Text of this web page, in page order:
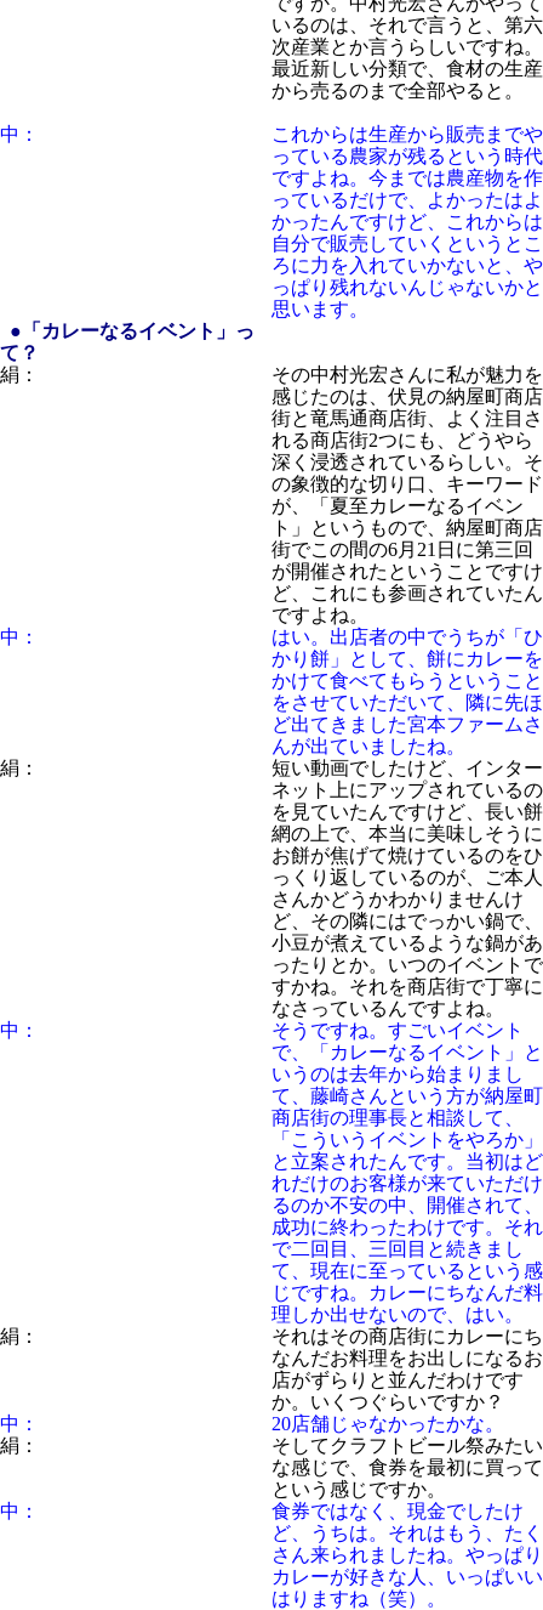
いるのは、それで言うと、第六
次産業とか言うらしいですね。
最近新しい分類で、食材の生産
から売るのまで全部やると。
中：
これからは生産から販売までや
っている農家が残るという時代
ですよね。今までは農産物を作
っているだけで、よかったはよ
かったんですけど、これからは
自分で販売していくというとこ
ろに力を入れていかないと、や
っぱり残れないんじゃないかと
思います。
●「カレーなるイベント」っ
て？
絹：
その中村光宏さんに私が魅力を
感じたのは、伏見の納屋町商店
街と竜馬通商店街、よく注目さ
れる商店街2つにも、どうやら
深く浸透されているらしい。そ
の象徴的な切り口、キーワード
が、「夏至カレーなるイベン
ト」というもので、納屋町商店
街でこの間の6月21日に第三回
が開催されたということですけ
ど、これにも参画されていたん
ですよね。
中：
はい。出店者の中でうちが「ひ
かり餅」として、餅にカレーを
かけて食べてもらうということ
をさせていただいて、隣に先ほ
ど出てきました宮本ファームさ
んが出ていましたね。
絹：
短い動画でしたけど、インター
ネット上にアップされているの
を見ていたんですけど、長い餅
網の上で、本当に美味しそうに
お餅が焦げて焼けているのをひ
っくり返しているのが、ご本人
さんかどうかわかりませんけ
ど、その隣にはでっかい鍋で、
小豆が煮えているような鍋があ
ったりとか。いつのイベントで
すかね。それを商店街で丁寧に
なさっているんですよね。
中：
そうですね。すごいイベント
で、「カレーなるイベント」と
いうのは去年から始まりまし
て、藤崎さんという方が納屋町
商店街の理事長と相談して、
「こういうイベントをやろか」
と立案されたんです。当初はど
れだけのお客様が来ていただけ
るのか不安の中、開催されて、
成功に終わったわけです。それ
で二回目、三回目と続きまし
て、現在に至っているという感
じですね。カレーにちなんだ料
理しか出せないので、はい。
絹：
それはその商店街にカレーにち
なんだお料理をお出しになるお
店がずらりと並んだわけです
か。いくつぐらいですか？
中：
20店舗じゃなかったかな。
絹：
そしてクラフトビール祭みたい
な感じで、食券を最初に買って
という感じですか。
中：
食券ではなく、現金でしたけ
ど、うちは。それはもう、たく
さん来られましたね。やっぱり
カレーが好きな人、いっぱいい
はりますね（笑）。